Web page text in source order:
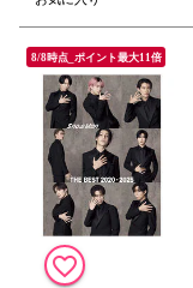
8/8時点_ポイント最大11倍